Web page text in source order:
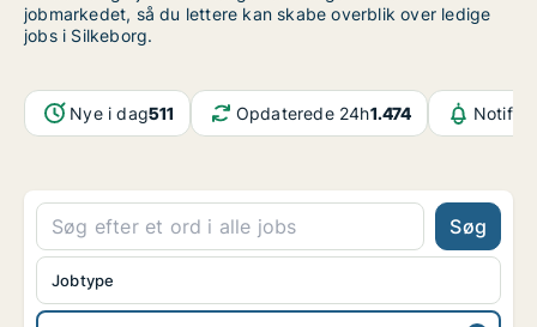
jobmarkedet, så du lettere kan skabe overblik over ledige
jobs i Silkeborg.
Nye i dag511 Opdaterede 24h1.474
Søg
Jobtype